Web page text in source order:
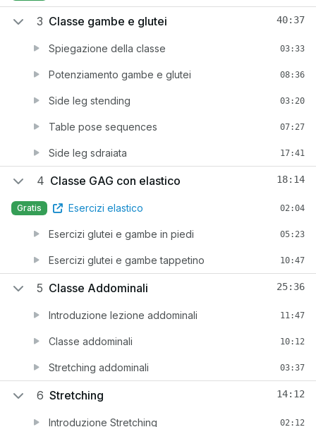
3 Classe gambe e glutei 40:37
Spiegazione della classe 03:33
Potenziamento gambe e glutei 08:36
Side leg stending 03:20
Table pose sequences 07:27
Side leg sdraiata 17:41
4 Classe GAG con elastico 18:14
Gratis Esercizi elastico 02:04
Esercizi glutei e gambe in piedi 05:23
Esercizi glutei e gambe tappetino 10:47
5 Classe Addominali 25:36
Introduzione lezione addominali 11:47
Classe addominali 10:12
Stretching addominali 03:37
6 Stretching 14:12
Introduzione Stretching 02:12